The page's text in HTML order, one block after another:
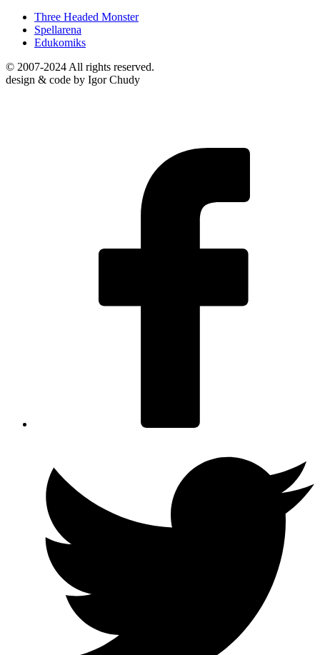
Three Headed Monster
Spellarena
Edukomiks
© 2007-2024 All rights reserved.
design & code by Igor Chudy